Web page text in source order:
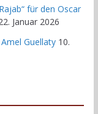
für den Oscar
Januar 2026
Guellaty 10.